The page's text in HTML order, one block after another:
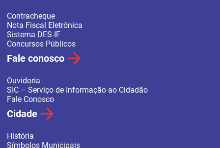
Contracheque
Nota Fiscal Eletrônica
Sistema DES-IF
Concursos Públicos
Fale conosco
Ouvidoria
SIC – Serviço de Informação ao Cidadão
Fale Conosco
Cidade
História
Símbolos Municipais